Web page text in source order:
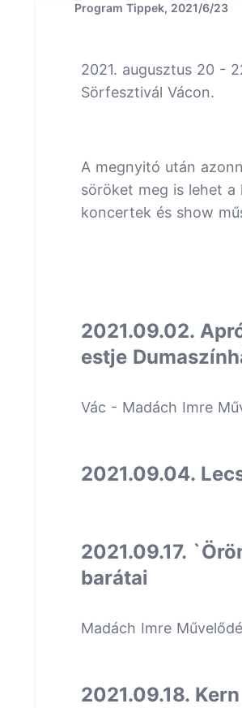
Program Tippek, 2021/6/23
2021. augusztus 20 -
Sörfesztivál Vácon.
A megnyitó után
söröket meg is lehet
koncertek és show
2021.09.02.
estje
Vác - Madách Imre
2021.09.04.
2021.09.17.
barátai
Madách Imre
2021.09.18.